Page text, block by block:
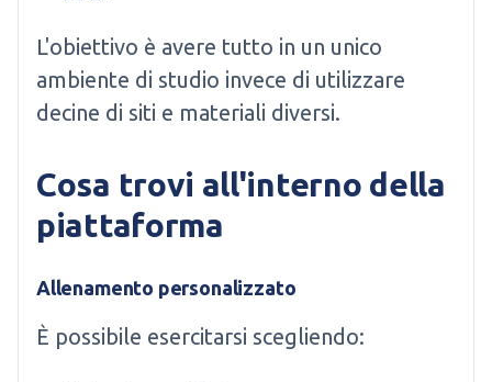
L'obiettivo è avere tutto in un unico
ambiente di studio invece di utilizzare
decine di siti e materiali diversi.
Cosa trovi all'interno della
piattaforma
Allenamento personalizzato
È possibile esercitarsi scegliendo: